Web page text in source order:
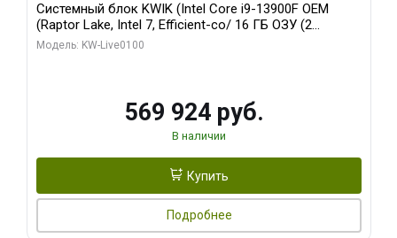
Системный блок KWIK (Intel Core i9-13900F OEM
(Raptor Lake, Intel 7, Efficient-co/ 16 ГБ ОЗУ (2
модуля)/ Afox RTX4090 24GB GDDR6X 384-Bit 3xDP
Модель: KW-Live0100
569 924 руб.
В наличии
Купить
Подробнее